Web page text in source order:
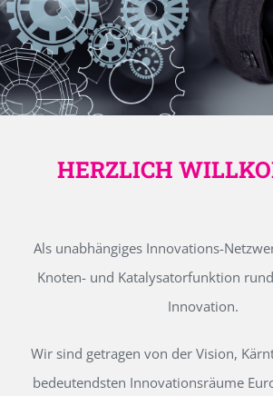
HERZLICH
Als unabhängiges Innovations-
Knoten- und Katalysatorfunktion
Innovation.
Wir sind getragen von der Vision,
bedeutendsten Innovationsräume